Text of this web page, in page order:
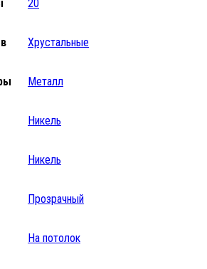
20
Хрустальные
Металл
Никель
Никель
Прозрачный
На потолок